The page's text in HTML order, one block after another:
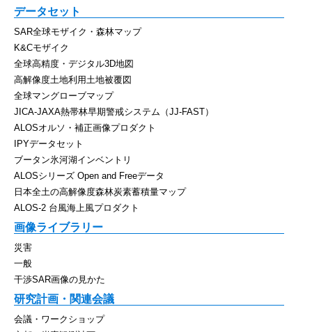
データセット
SAR全球モザイク・森林マップ
K&Cモザイク
全球高精度・デジタル3D地図
高解像度土地利用土地被覆図
全球マングローブマップ
JICA-JAXA熱帯林早期警戒システム（JJ-FAST）
ALOSオルソ・補正画像プロダクト
IPYデータセット
ブータン氷河湖インベントリ
ALOSシリーズ Open and Freeデータ
日本全土の高解像度森林炭素蓄積量マップ
ALOS-2 台風海上風プロダクト
画像ライブラリー
災害
一般
干渉SAR画像の見かた
研究計画・関連会議
会議・ワークショップ